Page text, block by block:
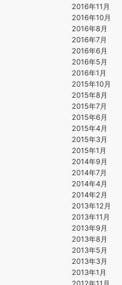
2016年11月
2016年10月
2016年8月
2016年7月
2016年6月
2016年5月
2016年1月
2015年10月
2015年8月
2015年7月
2015年6月
2015年4月
2015年3月
2015年1月
2014年9月
2014年7月
2014年4月
2014年2月
2013年12月
2013年11月
2013年9月
2013年8月
2013年5月
2013年3月
2013年1月
2012年11月